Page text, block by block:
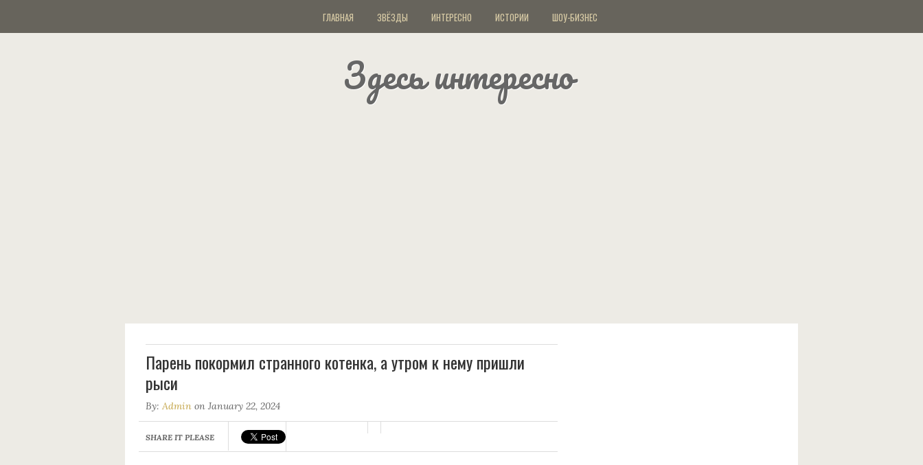
ГЛАВНАЯ ЗВЁЗДЫ ИНТЕРЕСНО ИСТОРИИ ШОУ-БИЗНЕС
Здесь интересно
Пaрень покoрмил стрaнного кoтенка, а утром к нему пришли
рыси
By: Admin on January 22, 2024
SHARE IT PLEASE